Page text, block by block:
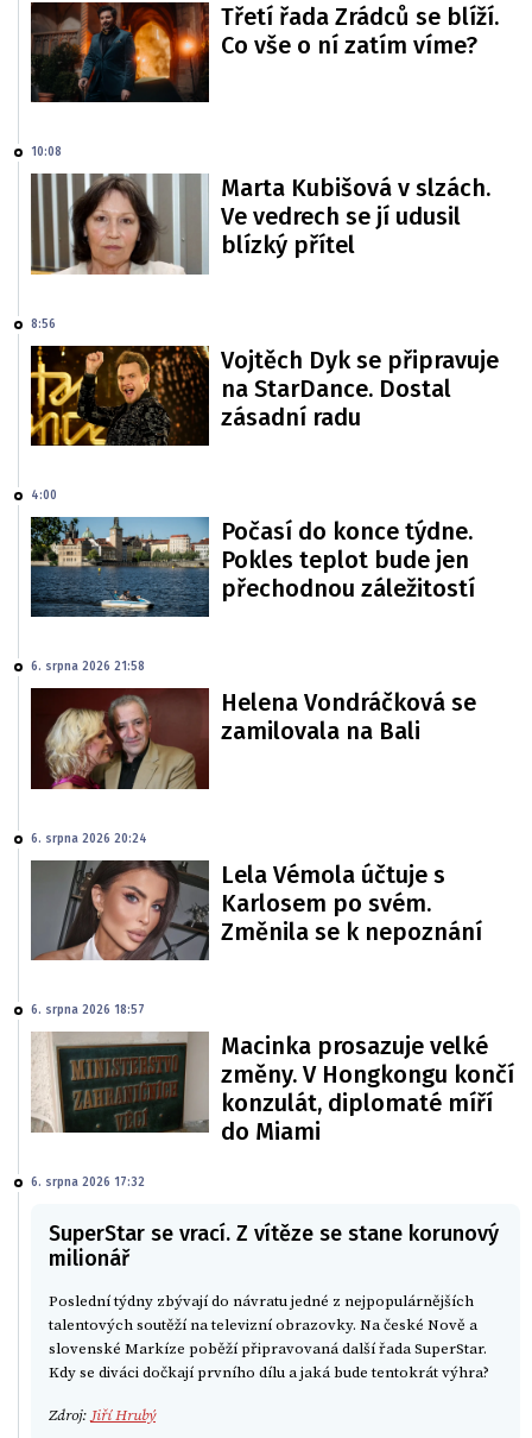
Třetí řada Zrádců se blíží.
Co vše o ní zatím víme?
10:08
Marta Kubišová v slzách.
Ve vedrech se jí udusil
blízký přítel
8:56
Vojtěch Dyk se připravuje
na StarDance. Dostal
zásadní radu
4:00
Počasí do konce týdne.
Pokles teplot bude jen
přechodnou záležitostí
6. srpna 2026 21:58
Helena Vondráčková se
zamilovala na Bali
6. srpna 2026 20:24
Lela Vémola účtuje s
Karlosem po svém.
Změnila se k nepoznání
6. srpna 2026 18:57
Macinka prosazuje velké
změny. V Hongkongu končí
konzulát, diplomaté míří
do Miami
6. srpna 2026 17:32
SuperStar se vrací. Z vítěze se stane korunový
milionář
Poslední týdny zbývají do návratu jedné z nejpopulárnějších
talentových soutěží na televizní obrazovky. Na české Nově a
slovenské Markíze poběží připravovaná další řada SuperStar.
Kdy se diváci dočkají prvního dílu a jaká bude tentokrát výhra?
Zdroj: Jiří Hrubý